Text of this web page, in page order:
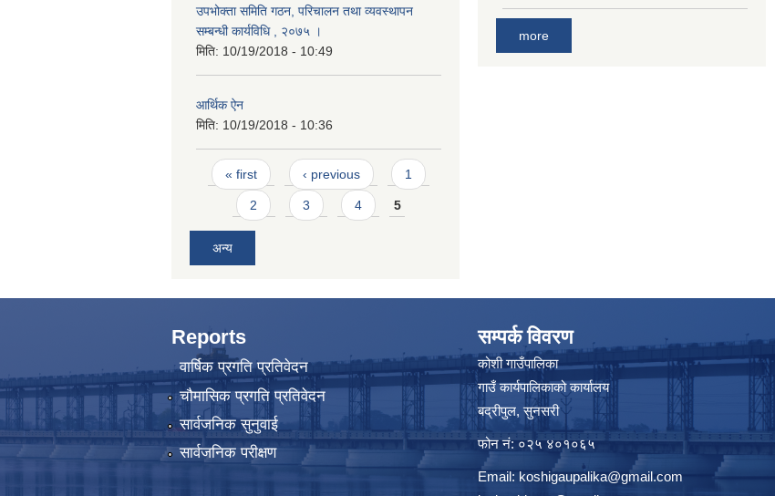
उपभोक्ता समिति गठन, परिचालन तथा व्यवस्थापन
सम्बन्धी कार्यविधि , २०७५ ।
मिति: 10/19/2018 - 10:49
आर्थिक ऐन
मिति: 10/19/2018 - 10:36
Pages
« first ‹ previous 1
2 3 4 5
अन्य
more
Reports
वार्षिक प्रगति प्रतिवेदन
चौमासिक प्रगति प्रतिवेदन
सार्वजनिक सुनुवाई
सार्वजनिक परीक्षण
सम्पर्क विवरण
कोशी गाउँपालिका
गाउँ कार्यपालिकाको कार्यालय
बद्रीपुल, सुनसरी
फोन नं: ०२५ ४०१०६५
Email: koshigaupalika@gmail.com